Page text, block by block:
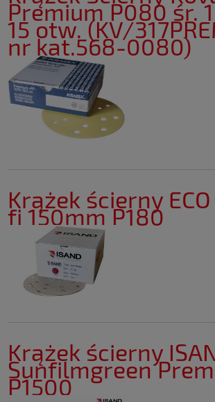
Premium P080 śr.
15 otw. (KV/
nr kat.568-0080)
Krążek ścierny
fi 150mm P180
Krążek ścierny
Sunfilmgreen
P1500